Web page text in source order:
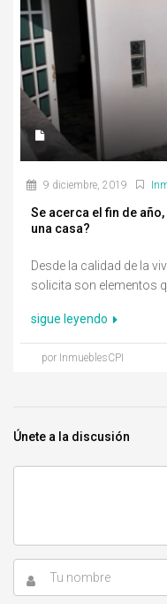
9 diciembre, 2019
Se acerca el fin de
una casa?
Desde la calidad de la
solicita son elementos
sigue leyendo
por InmueblesCPI
Únete a la discusión